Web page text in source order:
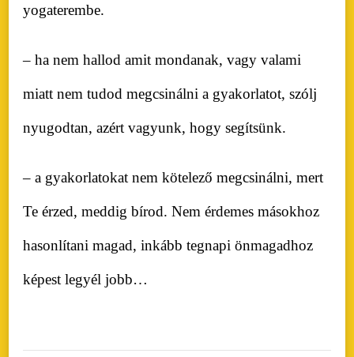
yogaterembe.
– ha nem hallod amit mondanak, vagy valami
miatt nem tudod megcsinálni a gyakorlatot, szólj
nyugodtan, azért vagyunk, hogy segítsünk.
– a gyakorlatokat nem kötelező megcsinálni, mert
Te érzed, meddig bírod. Nem érdemes másokhoz
hasonlítani magad, inkább tegnapi önmagadhoz
képest legyél jobb…